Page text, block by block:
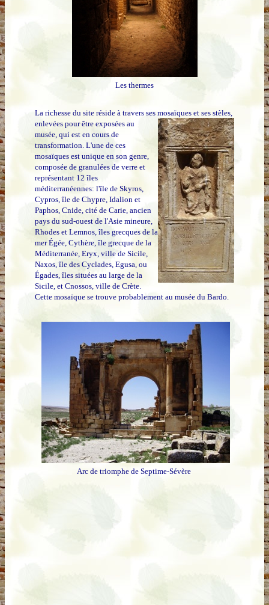
Les thermes
La richesse du site réside à travers ses mosaïques et ses stèles,
enlevées pour être exposées au
musée, qui est en cours de
transformation. L'une de ces
mosaïques est unique en son genre,
composée de granulées de verre et
représentant 12 îles
méditerranéennes: l'île de Skyros,
Cypros, île de Chypre, Idalion et
Paphos, Cnide, cité de Carie, ancien
pays du sud-ouest de l'Asie mineure,
Rhodes et Lemnos, îles grecques de la
mer Égée, Cythère, île grecque de la
Méditerranée, Eryx, ville de Sicile,
Naxos, île des Cyclades, Egusa, ou
Égades, îles situées au large de la
Sicile, et Cnossos, ville de Crète.
Cette mosaïque se trouve probablement au musée du Bardo.
Arc de triomphe de Septime-Sévère